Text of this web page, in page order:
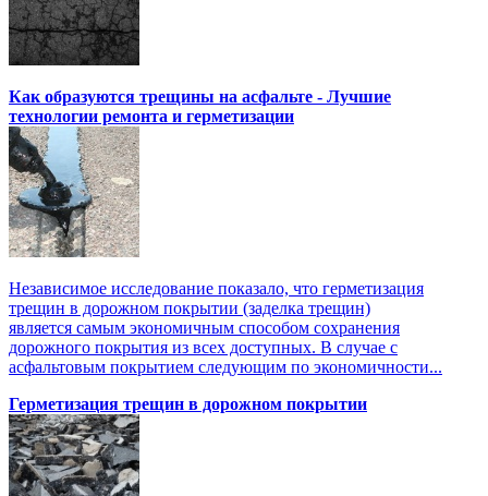
Как образуются трещины на асфальте - Лучшие
технологии ремонта и герметизации
Независимое исследование показало, что герметизация
трещин в дорожном покрытии (заделка трещин)
является самым экономичным способом сохранения
дорожного покрытия из всех доступных. В случае с
асфальтовым покрытием следующим по экономичности...
Герметизация трещин в дорожном покрытии